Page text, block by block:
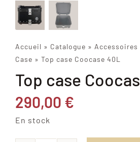
Accueil » Catalogue » Accessoires
Case » Top case Coocase 40L
Top case
290,00 €
En stock